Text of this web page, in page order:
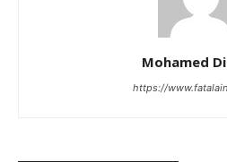
Mohamed
https://